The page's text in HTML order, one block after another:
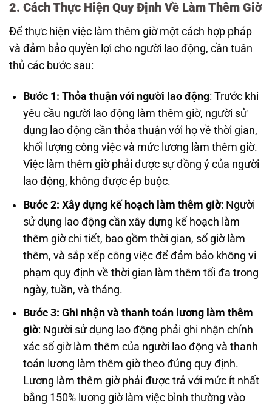
2. Cách Thực Hiện Quy Định Về Làm Thêm Giờ
Để thực hiện việc làm thêm giờ một cách hợp pháp
và đảm bảo quyền lợi cho người lao động, cần tuân
thủ các bước sau:
Bước 1: Thỏa thuận với người lao động: Trước khi
yêu cầu người lao động làm thêm giờ, người sử
dụng lao động cần thỏa thuận với họ về thời gian,
khối lượng công việc và mức lương làm thêm giờ.
Việc làm thêm giờ phải được sự đồng ý của người
lao động, không được ép buộc.
Bước 2: Xây dựng kế hoạch làm thêm giờ: Người
sử dụng lao động cần xây dựng kế hoạch làm
thêm giờ chi tiết, bao gồm thời gian, số giờ làm
thêm, và sắp xếp công việc để đảm bảo không vi
phạm quy định về thời gian làm thêm tối đa trong
ngày, tuần, và tháng.
Bước 3: Ghi nhận và thanh toán lương làm thêm
giờ: Người sử dụng lao động phải ghi nhận chính
xác số giờ làm thêm của người lao động và thanh
toán lương làm thêm giờ theo đúng quy định.
Lương làm thêm giờ phải được trả với mức ít nhất
bằng 150% lương giờ làm việc bình thường vào